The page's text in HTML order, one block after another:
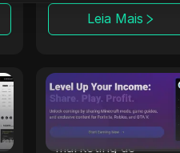
mais de 100 países,
confiada por 50.000
Leia Mais
CPALead
A CPALead se
especializa em
marketing de